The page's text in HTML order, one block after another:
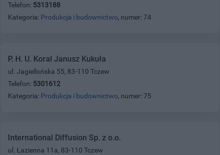
Telefon: 5313188
Kategoria: Produkcja i budownictwo, numer: 74
P. H. U. Koral Janusz Kukuła
ul. Jagiellońska 55, 83-110 Tczew
Telefon: 5301612
Kategoria: Produkcja i budownictwo, numer: 75
International Diffusion Sp. z o.o.
ul. Łazienna 11a, 83-110 Tczew